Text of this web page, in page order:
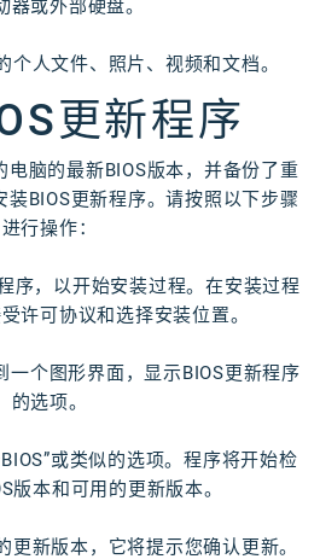
器或外部硬盘。
个人文件、照片、视频和文档。
更新程序
脑的最新BIOS版本，并备份了重
BIOS更新程序。请按照以下步骤
进行操作：
序，以开始安装过程。在安装过程
许可协议和选择安装位置。
一个图形界面，显示BIOS更新程序
的选项。
或类似的选项。程序将开始检
版本和可用的更新版本。
新版本，它将提示您确认更新。